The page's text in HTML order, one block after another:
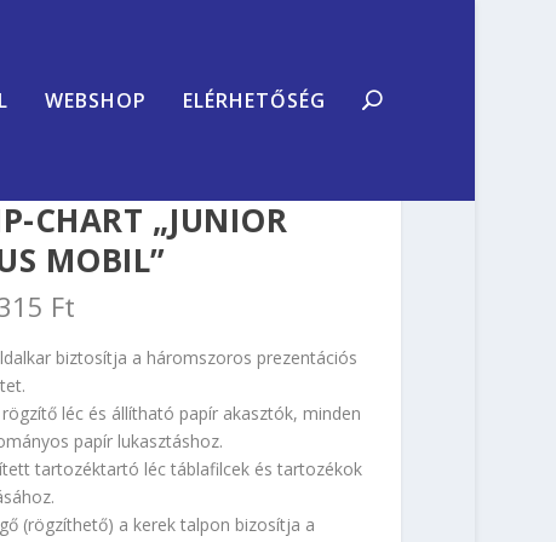
WEBSHOP ELÉRHETŐSÉG
CHART „JUNIOR
MOBIL”
Ft
biztosítja a háromszoros prezentációs
rögzítő léc és állítható papír akasztók, minden
papír lukasztáshoz.
tartozéktartó léc táblafilcek és tartozékok
(rögzíthető) a kerek talpon bizosítja a